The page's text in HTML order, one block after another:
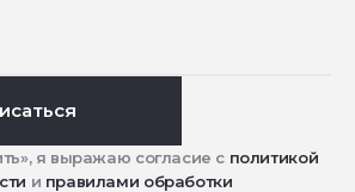
я выражаю согласие с политикой
и правилами обработки